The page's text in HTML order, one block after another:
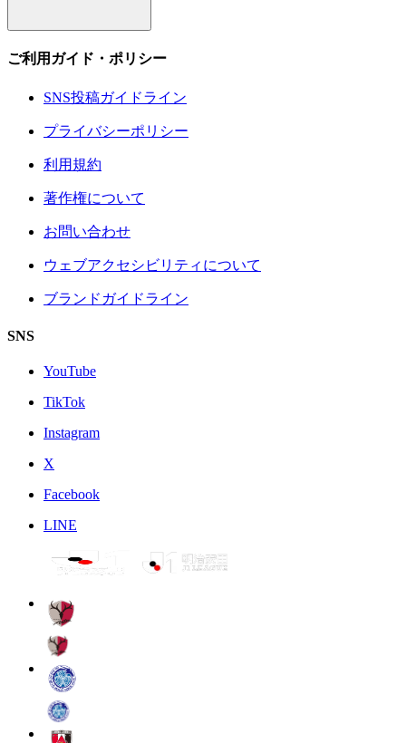
ご利用ガイド・ポリシー
SNS投稿ガイドライン
プライバシーポリシー
利用規約
著作権について
お問い合わせ
ウェブアクセシビリティについて
ブランドガイドライン
SNS
YouTube
TikTok
Instagram
X
Facebook
LINE